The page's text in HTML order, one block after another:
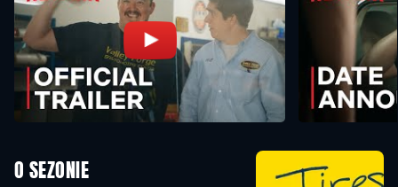
O SEZONIE